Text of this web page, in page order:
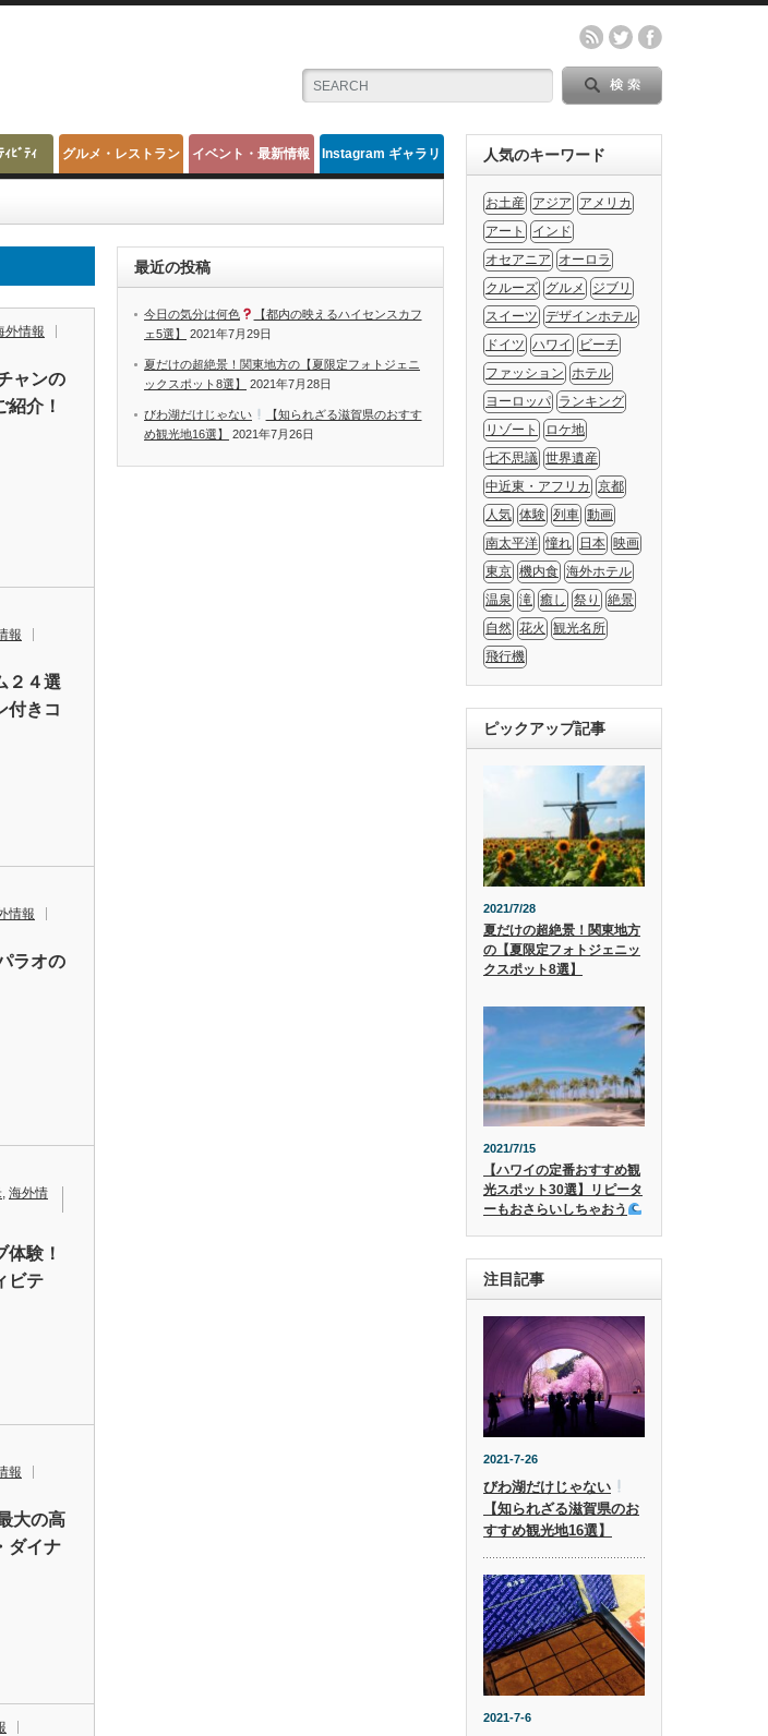
ﾋﾞﾃｨ グルメ・レストラン イベント・最新情報 Instagram ギャラリ
外情報
ャンの
介！
報
２４選
付きコ
情報
ラオの
, 海外情
験！
ビテ
報
大の高
ダイナ
最近の投稿
今日の気分は何色
【都内の映えるハイセンスカフ
ェ5選】
2021年7月29日
夏だけの超絶景！関東地方の【夏限定フォトジェニ
ックスポット8選】
2021年7月28日
びわ湖だけじゃない
【知られざる滋賀県のおすす
め観光地16選】
2021年7月26日
人気のキーワード
お土産 アジア
アメリカ
アート
インド
オセアニア
オーロラ
クルーズ グルメ
ジブリ
スイーツ デザインホテル
ドイツ ハワイ
ビーチ
ファッション ホテル
ヨーロッパ ランキング
リゾート
ロケ地
七不思議 世界遺産
中近東・アフリカ
京都
人気 体験 列車 動画
南太平洋 憧れ 日本 映画
東京 機内食 海外ホテル
温泉 滝 癒し 祭り
絶景
自然 花火
観光名所
飛行機
ピックアップ記事
2021/7/28
夏だけの超絶景！関東地方
の【夏限定フォトジェニッ
クスポット8選】
2021/7/15
【ハワイの定番おすすめ観
光スポット30選】リピータ
ーもおさらいしちゃおう
注目記事
2021-7-26
びわ湖だけじゃない
【知られざる滋賀県のお
すすめ観光地16選】
2021-7-6